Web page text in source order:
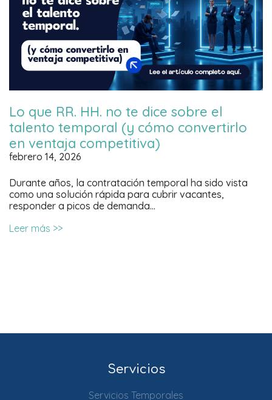
Lo que RR. HH. no te dice sobre el
talento temporal (y cómo convertirlo
en ventaja competitiva)
febrero 14, 2026
Durante años, la contratación temporal ha sido vista
como una solución rápida para cubrir vacantes,
responder a picos de demanda…
Leer más >>
Servicios
Servicios Temporales